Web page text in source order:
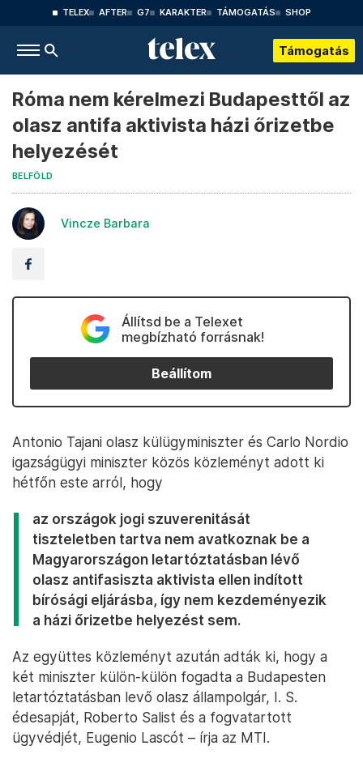
TELEX AFTER G7 KARAKTER TÁMOGATÁS SHOP
Támogatás
Róma nem kérelmezi Budapesttől az
olasz antifa aktivista házi őrizetbe
helyezését
BELFÖLD
Vincze Barbara
Állítsd be a Telexet
megbízható forrásnak!
Beállítom
Antonio Tajani olasz külügyminiszter és Carlo Nordio
igazságügyi miniszter közös közleményt adott ki
hétfőn este arról, hogy
az országok jogi szuverenitását
tiszteletben tartva nem avatkoznak be a
Magyarországon letartóztatásban lévő
olasz antifasiszta aktivista ellen indított
bírósági eljárásba, így nem kezdeményezik
a házi őrizetbe helyezést sem.
Az együttes közleményt azután adták ki, hogy a
két miniszter külön-külön fogadta a Budapesten
letartóztatásban levő olasz állampolgár, I. S.
édesapját, Roberto Salist és a fogvatartott
ügyvédjét, Eugenio Lascót – írja az MTI.